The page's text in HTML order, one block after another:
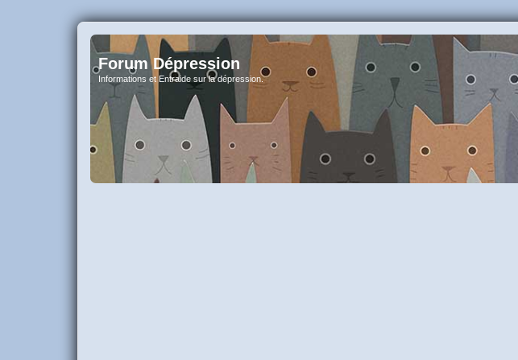
Forum Dépression
Informations et Entraide sur la dépression.